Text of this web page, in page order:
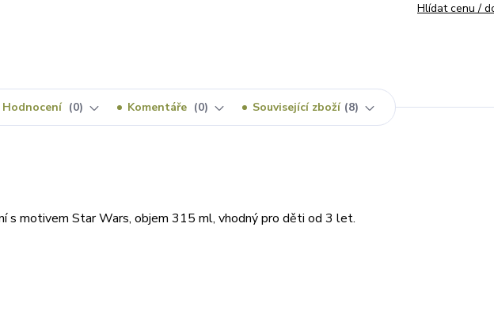
Hlídat cenu /
Hodnocení 0 Komentáře 0 Související zboží 8
s motivem Star Wars, objem 315 ml, vhodný pro děti od 3 let.